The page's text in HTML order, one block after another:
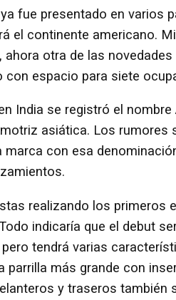
ya fue presentado en varios
el continente americano.
otra de las
espacio para siete
India se registró el
asiática. Los rumores
marca con esa
realizando los primeros
indicaría que el debut
tendrá varias
parrilla más grande con
y traseros